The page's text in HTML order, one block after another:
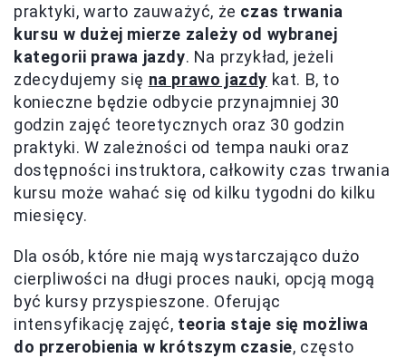
praktyki, warto zauważyć, że czas trwania
kursu w dużej mierze zależy od wybranej
kategorii prawa jazdy. Na przykład, jeżeli
zdecydujemy się na prawo jazdy kat. B, to
konieczne będzie odbycie przynajmniej 30
godzin zajęć teoretycznych oraz 30 godzin
praktyki. W zależności od tempa nauki oraz
dostępności instruktora, całkowity czas trwania
kursu może wahać się od kilku tygodni do kilku
miesięcy.
Dla osób, które nie mają wystarczająco dużo
cierpliwości na długi proces nauki, opcją mogą
być kursy przyspieszone. Oferując
intensyfikację zajęć, teoria staje się możliwa
do przerobienia w krótszym czasie, często